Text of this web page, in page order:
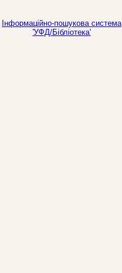
Інформаційно-пошукова система
'УФД/Бібліотека'